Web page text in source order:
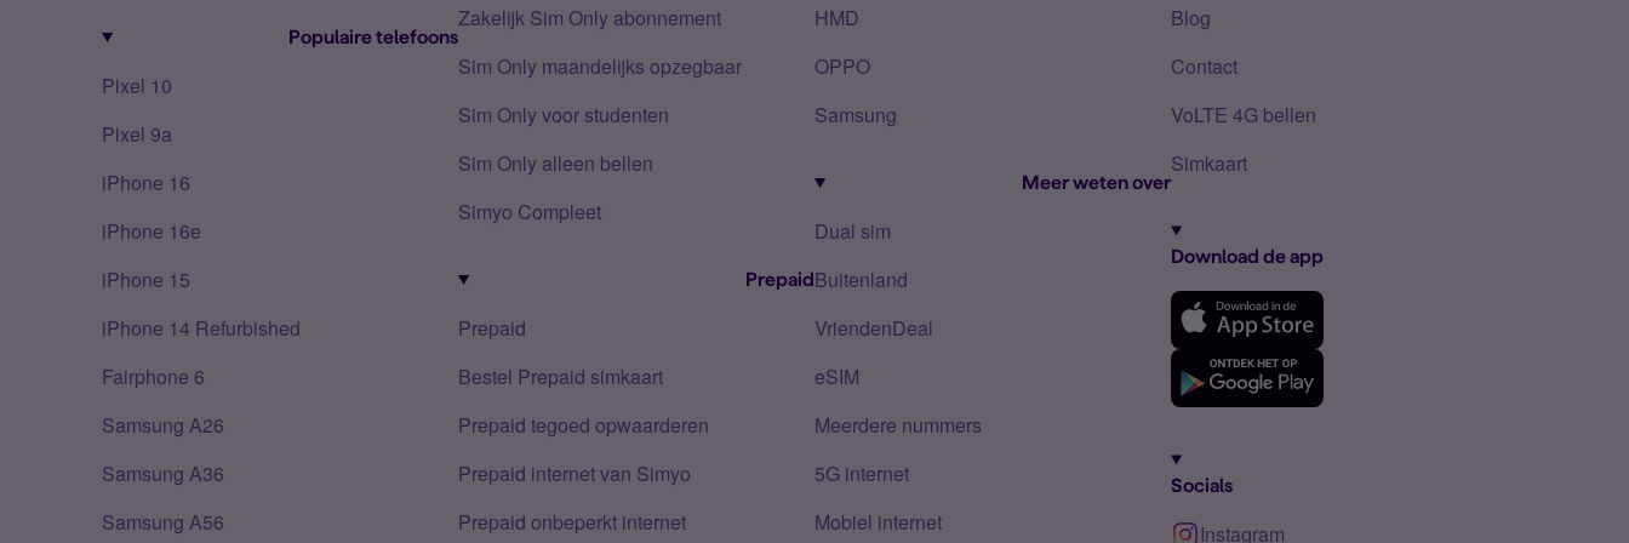
Populaire telefoons
Pixel 10
Pixel 9a
iPhone 16
iPhone 16e
iPhone 15
iPhone 14 Refurbished
Fairphone 6
Samsung A26
Samsung A36
Samsung A56
Zakelijk Sim Only abonnement
Sim Only maandelijks opzegbaar
Sim Only voor studenten
Sim Only alleen bellen
Simyo Compleet
Prepaid
Prepaid
Bestel Prepaid simkaart
Prepaid tegoed opwaarderen
Prepaid internet van Simyo
Prepaid onbeperkt internet
HMD
OPPO
Samsung
Meer weten over
Dual sim
Buitenland
VriendenDeal
eSIM
Meerdere nummers
5G internet
Mobiel internet
Blog
Contact
VoLTE 4G bellen
Simkaart
Download de app
Socials
Instagram